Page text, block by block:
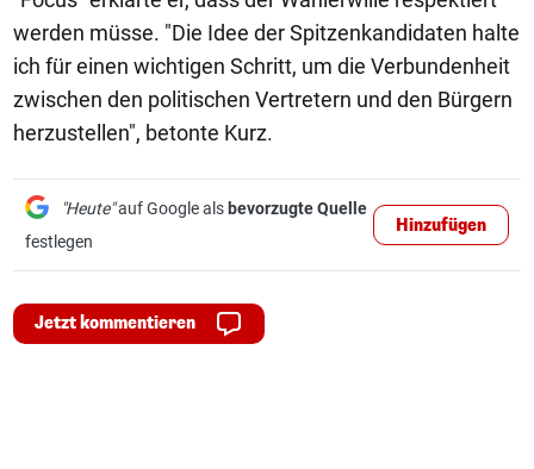
werden müsse. "Die Idee der Spitzenkandidaten halte
ich für einen wichtigen Schritt, um die Verbundenheit
zwischen den politischen Vertretern und den Bürgern
herzustellen", betonte Kurz.
"Heute"auf Google als bevorzugte Quelle
festlegen
Hinzufügen
Jetzt kommentieren